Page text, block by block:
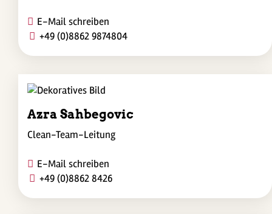
E-Mail schreiben
+49 (0)8862 9874804
Azra Sahbegovic
Clean-Team-Leitung
E-Mail schreiben
+49 (0)8862 8426